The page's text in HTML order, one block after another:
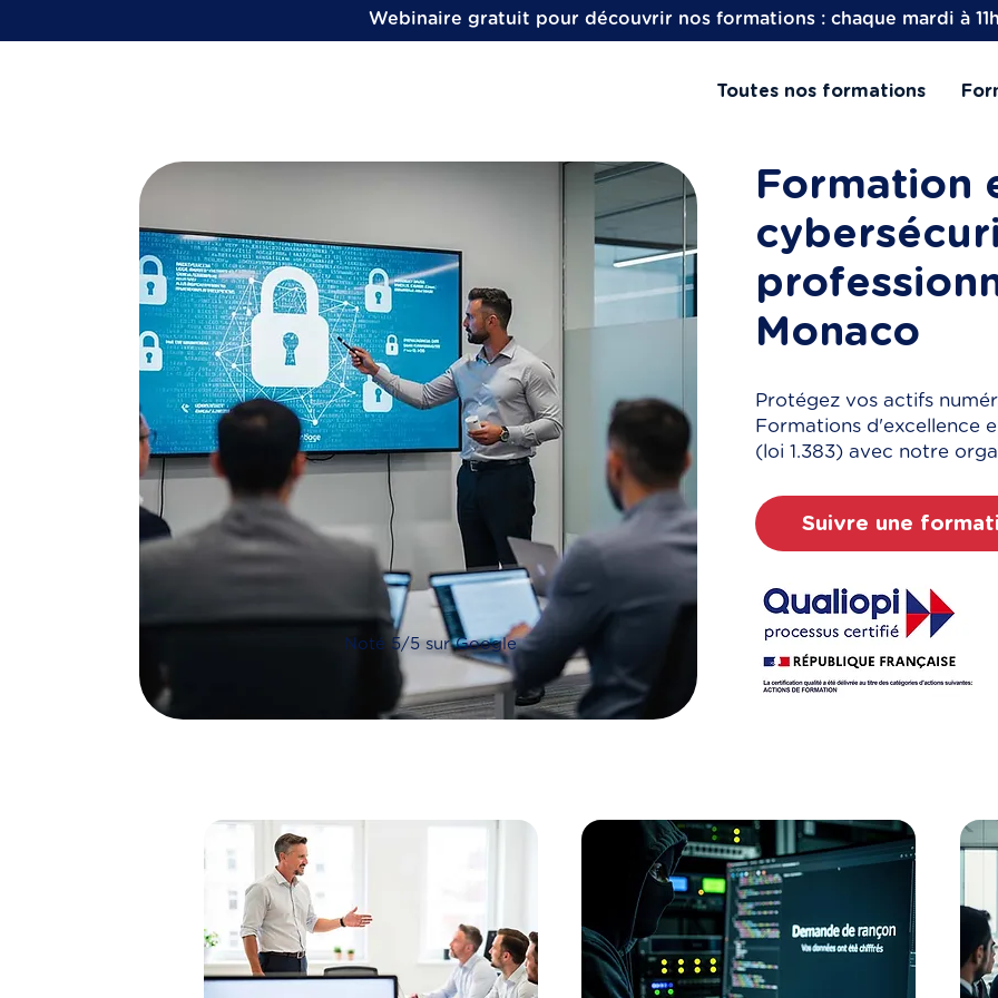
Webinaire gratuit pour découvrir nos formations : chaque mardi à
Toutes nos formations
Noté 5/5 sur Google
Formation
Monaco
Protégez vos actifs
Formations d'excellence
(loi 1.383) avec notre
Suivre une